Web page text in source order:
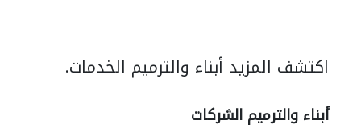
اكتشف المزيد أبناء والترميم الخدمات.
أبناء والترميم الشركات